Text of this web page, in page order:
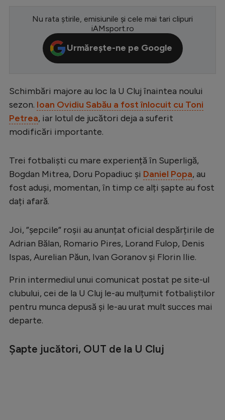
CM 2026
Premier League
LaLiga
Bundesliga
Ligue 1
Campionate
EURO 2024
Stranieri
Tenis
Handbal
Natație
Auto
Nu rata știrile, emisiunile și cele mai tari clipuri
iAMsport.ro
Urmărește-ne pe Google
Schimbări majore au loc la U Cluj înaintea noului
sezon. Ioan Ovidiu Sabău a fost înlocuit cu Toni
Petrea, iar lotul de jucători deja a suferit
modificări importante.
Trei fotbaliști cu mare experiență în Superligă,
Bogdan Mitrea, Doru Popadiuc și Daniel Popa, au
fost aduși, momentan, în timp ce alți șapte au fost
dați afară.
Joi, ”șepcile” roșii au anunțat oficial despărțirile de
Adrian Bălan, Romario Pires, Lorand Fulop, Denis
Ispas, Aurelian Păun, Ivan Goranov și Florin Ilie.
Prin intermediul unui comunicat postat pe site-ul
clubului, cei de la U Cluj le-au mulțumit fotbaliștilor
pentru munca depusă și le-au urat mult succes mai
departe.
Șapte jucători, OUT de la U Cluj